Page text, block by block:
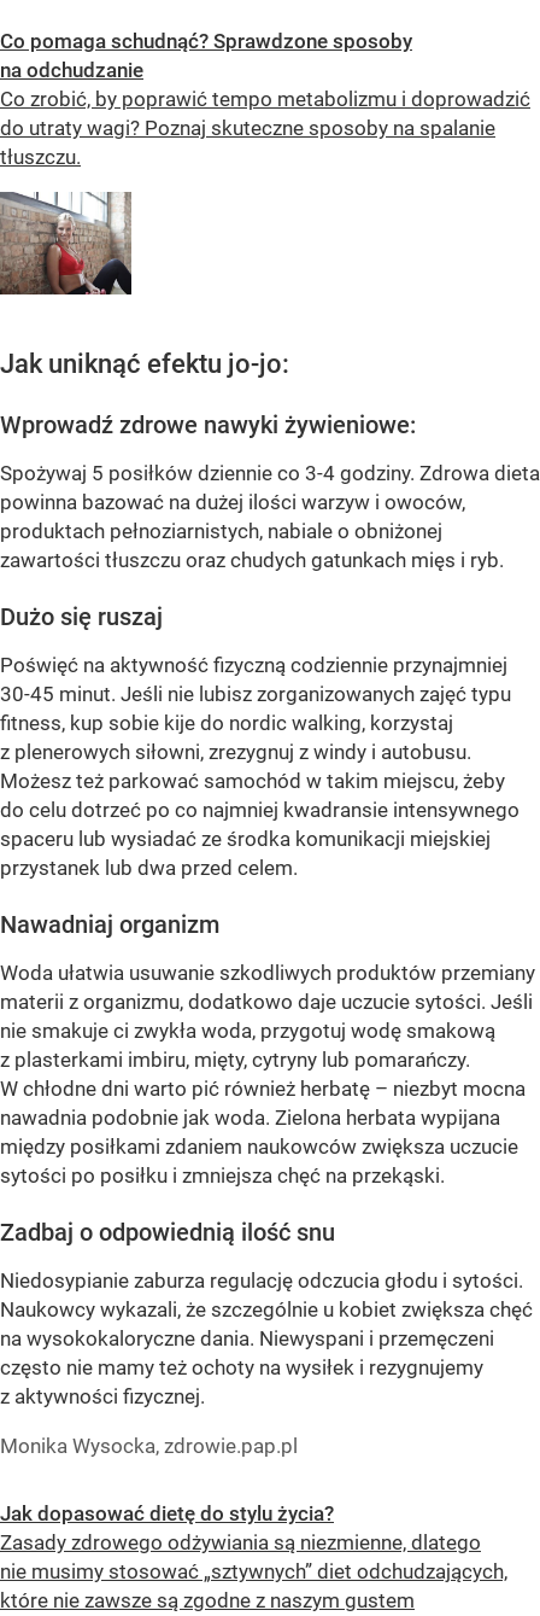
Co pomaga schudnąć? Sprawdzone sposoby
na odchudzanie
Co zrobić, by poprawić tempo metabolizmu i doprowadzić
do utraty wagi? Poznaj skuteczne sposoby na spalanie
tłuszczu.
Jak uniknąć efektu jo-jo:
Wprowadź zdrowe nawyki żywieniowe:
Spożywaj 5 posiłków dziennie co 3-4 godziny. Zdrowa dieta
powinna bazować na dużej ilości warzyw i owoców,
produktach pełnoziarnistych, nabiale o obniżonej
zawartości tłuszczu oraz chudych gatunkach mięs i ryb.
Dużo się ruszaj
Poświęć na aktywność fizyczną codziennie przynajmniej
30-45 minut. Jeśli nie lubisz zorganizowanych zajęć typu
fitness, kup sobie kije do nordic walking, korzystaj
z plenerowych siłowni, zrezygnuj z windy i autobusu.
Możesz też parkować samochód w takim miejscu, żeby
do celu dotrzeć po co najmniej kwadransie intensywnego
spaceru lub wysiadać ze środka komunikacji miejskiej
przystanek lub dwa przed celem.
Nawadniaj organizm
Woda ułatwia usuwanie szkodliwych produktów przemiany
materii z organizmu, dodatkowo daje uczucie sytości. Jeśli
nie smakuje ci zwykła woda, przygotuj wodę smakową
z plasterkami imbiru, mięty, cytryny lub pomarańczy.
W chłodne dni warto pić również herbatę – niezbyt mocna
nawadnia podobnie jak woda. Zielona herbata wypijana
między posiłkami zdaniem naukowców zwiększa uczucie
sytości po posiłku i zmniejsza chęć na przekąski.
Zadbaj o odpowiednią ilość snu
Niedosypianie zaburza regulację odczucia głodu i sytości.
Naukowcy wykazali, że szczególnie u kobiet zwiększa chęć
na wysokokaloryczne dania. Niewyspani i przemęczeni
często nie mamy też ochoty na wysiłek i rezygnujemy
z aktywności fizycznej.
Monika Wysocka, zdrowie.pap.pl
Jak dopasować dietę do stylu życia?
Zasady zdrowego odżywiania są niezmienne, dlatego
nie musimy stosować „sztywnych” diet odchudzających,
które nie zawsze są zgodne z naszym gustem